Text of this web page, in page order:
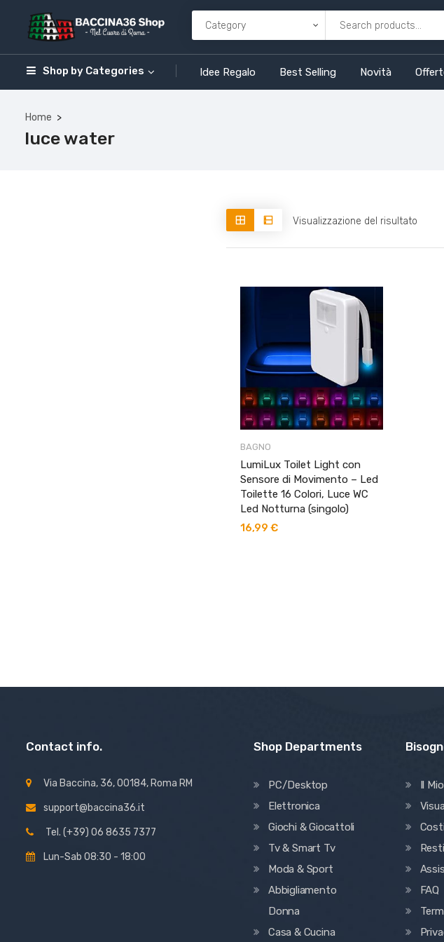
Shop by Categories Idee Regalo Best Selling Novità
Home
luce water
Visualizzazione del risultato
BAGNO
LumiLux Toilet Light con
Sensore di Movimento – Led
Toilette 16 Colori, Luce WC
Led Notturna (singolo)
16,99 €
Contact info.
Via Baccina, 36, 00184, Roma RM
support@baccina36.it
Tel. (+39) 06 8635 7377
Lun-Sab 08:30 - 18:00
Shop Departments
PC/Desktop
Elettronica
Giochi & Giocattoli
Tv & Smart Tv
Moda & Sport
Abbigliamento
Donna
Casa & Cucina
Il
FAQ